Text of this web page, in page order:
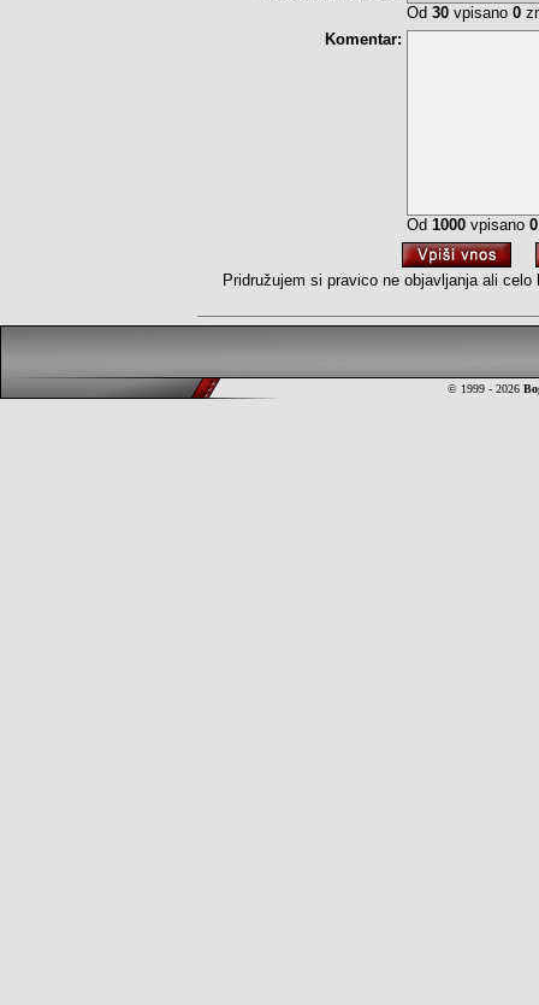
Od 30 vpisano 0
Komentar:
Od 1000 vpisano 0
Pridružujem si pravico ne objavljanja ali
© 1999 - 2026